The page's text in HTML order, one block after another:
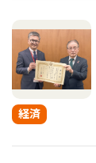
経済